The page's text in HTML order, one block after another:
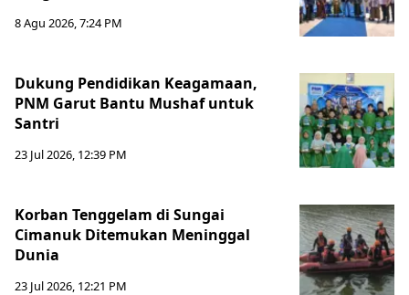
8 Agu 2026, 7:24 PM
Dukung Pendidikan Keagamaan,
PNM Garut Bantu Mushaf untuk
Santri
23 Jul 2026, 12:39 PM
Korban Tenggelam di Sungai
Cimanuk Ditemukan Meninggal
Dunia
23 Jul 2026, 12:21 PM